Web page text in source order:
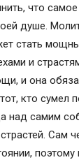
что
душе.
стать
и
и она
кто сумел
над самим
Сам